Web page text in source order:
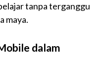
tanpa terganggu
maya.
dalam